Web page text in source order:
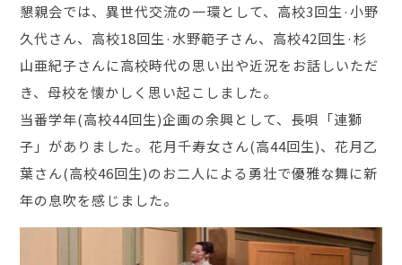
懇親会では、異世代交流の一環として、高校3回生·小野
久代さん、高校18回生·水野範子さん、高校42回生·杉
山亜紀子さんに高校時代の思い出や近況をお話しいただ
き、母校を懐かしく思い起こしました。
当番学年(高校44回生)企画の余興として、長唄「連獅
子」がありました。花月千寿女さん(高44回生)、花月乙
葉さん(高校46回生)のお二人による勇壮で優雅な舞に新
年の息吹を感じました。